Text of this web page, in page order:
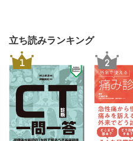
シーン3 プラノプロフェン
れた！
シーン4 エナラプリル（
た！
シーン5 小柴胡湯（漢方製
た！
6 肝障害アセスメント
・薬物性肝障害の分類と発
・薬物性肝障害を特定する
立ち読みランキング
1 2